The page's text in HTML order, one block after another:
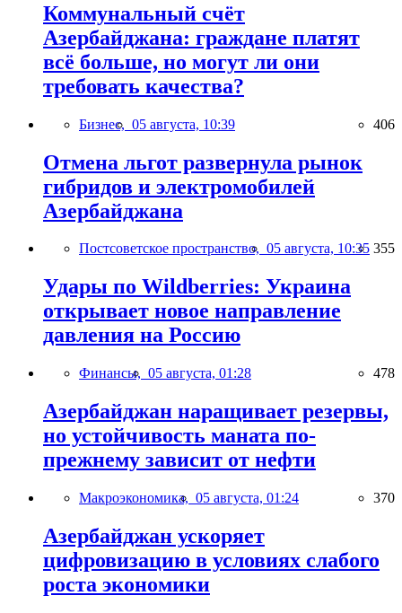
Коммунальный счёт
Азербайджана: граждане платят
всё больше, но могут ли они
требовать качества?
Бизнес, 05 августа, 10:39 406
Отмена льгот развернула рынок
гибридов и электромобилей
Азербайджана
Постсоветское пространство, 05 августа, 10:35 355
Удары по Wildberries: Украина
открывает новое направление
давления на Россию
Финансы, 05 августа, 01:28 478
Азербайджан наращивает резервы,
но устойчивость маната по-
прежнему зависит от нефти
Макроэкономика, 05 августа, 01:24 370
Азербайджан ускоряет
цифровизацию в условиях слабого
роста экономики